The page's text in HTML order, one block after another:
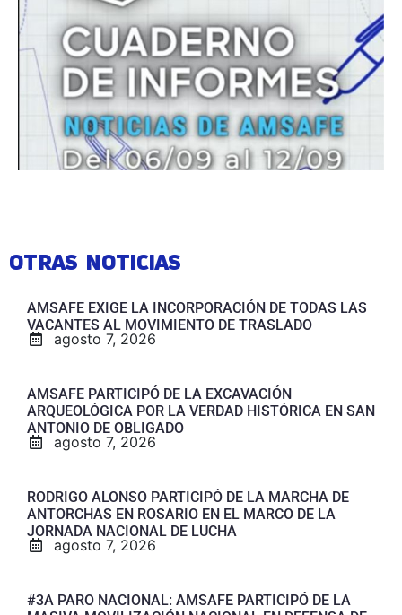
OTRAS NOTICIAS
AMSAFE EXIGE LA INCORPORACIÓN DE TODAS LAS
VACANTES AL MOVIMIENTO DE TRASLADO
agosto 7, 2026
AMSAFE PARTICIPÓ DE LA EXCAVACIÓN
ARQUEOLÓGICA POR LA VERDAD HISTÓRICA EN SAN
ANTONIO DE OBLIGADO
agosto 7, 2026
RODRIGO ALONSO PARTICIPÓ DE LA MARCHA DE
ANTORCHAS EN ROSARIO EN EL MARCO DE LA
JORNADA NACIONAL DE LUCHA
agosto 7, 2026
#3A PARO NACIONAL: AMSAFE PARTICIPÓ DE LA